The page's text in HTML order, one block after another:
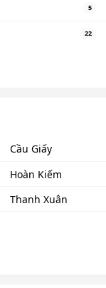
5
22
Cầu Giấy
Hoàn Kiếm
Thanh Xuân